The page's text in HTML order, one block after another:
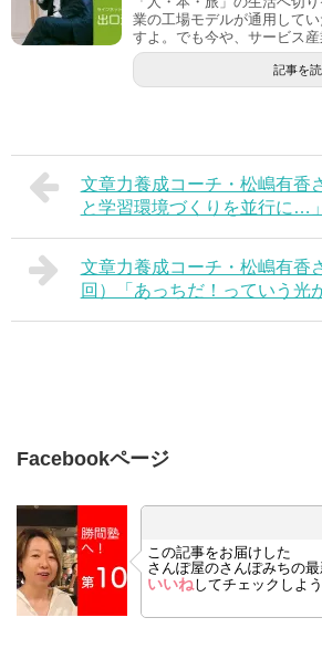
業の工場モデルが通用して
すよ。でも今や、サービス
記事を
文章力養成コーチ・松嶋有香
と学習環境づくりを並行に…」
文章力養成コーチ・松嶋有香
回）「あっちだ！っていう光
Facebookページ
この記事をお届けした
さんぽ屋のさんぽみちの最
いいねしてチェックしよう